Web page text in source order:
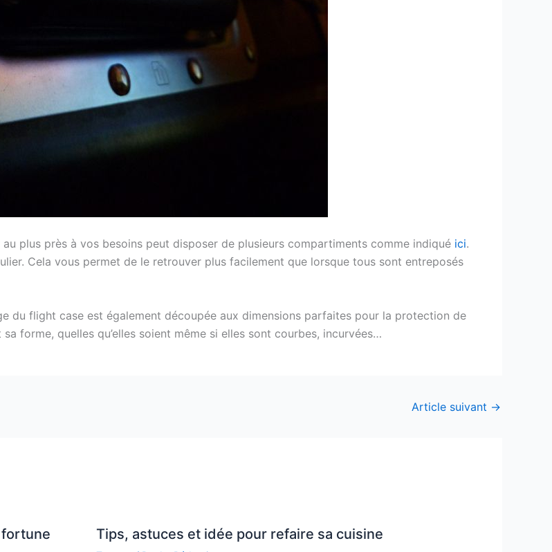
plus près à vos besoins peut disposer de plusieurs compartiments comme indiqué ici.
Cela vous permet de le retrouver plus facilement que lorsque tous sont entreposés
du flight case est également découpée aux dimensions parfaites pour la protection de
forme, quelles qu’elles soient même si elles sont courbes, incurvées…
Article suivant →
fortune Tips, astuces et idée pour refaire sa cuisine